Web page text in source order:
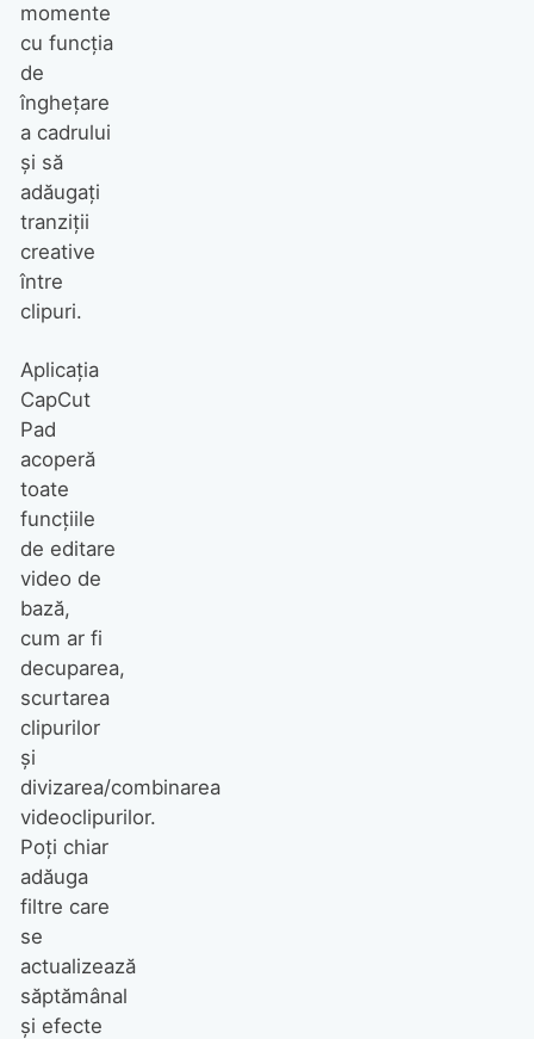
momente
cu funcția
de
înghețare
a cadrului
și să
adăugați
tranziții
creative
între
clipuri.
Aplicația
CapCut
Pad
acoperă
toate
funcțiile
de editare
video de
bază,
cum ar fi
decuparea,
scurtarea
clipurilor
și
divizarea/combinarea
videoclipurilor.
Poți chiar
adăuga
filtre care
se
actualizează
săptămânal
și efecte